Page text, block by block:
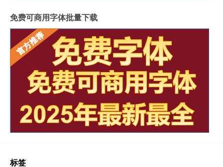
免费可商用字体批量下载
标签